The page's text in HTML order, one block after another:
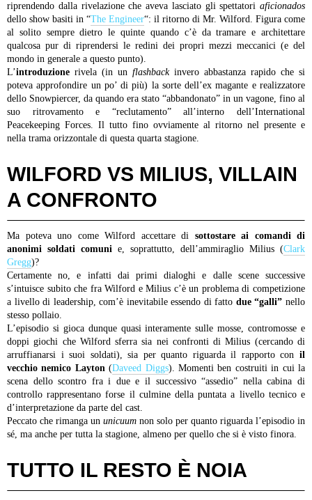
riprendendo dalla rivelazione che aveva lasciato gli spettatori aficionados
dello show basiti in “The Engineer“: il ritorno di Mr. Wilford. Figura come
al solito sempre dietro le quinte quando c’è da tramare e architettare
qualcosa pur di riprendersi le redini dei propri mezzi meccanici (e del
mondo in generale a questo punto).
L’introduzione rivela (in un flashbackinvero abbastanza rapido che si
poteva approfondire un po’ di più) la sorte dell’ex magante e realizzatore
dello Snowpiercer, da quando era stato “abbandonato” in un vagone, fino al
suo ritrovamento e “reclutamento” all’interno dell’International
Peacekeeping Forces. Il tutto fino ovviamente al ritorno nel presente e
nella trama orizzontale di questa quarta stagione.
WILFORD VS MILIUS, VILLAIN
A CONFRONTO
Ma poteva uno come Wilford accettare di sottostare ai comandi di
anonimi soldati comuni e, soprattutto, dell’ammiraglio Milius (Clark
Gregg)?
Certamente no, e infatti dai primi dialoghi e dalle scene successive
s’intuisce subito che fra Wilford e Milius c’è un problema di competizione
a livello di leadership, com’è inevitabile essendo di fatto due “galli” nello
stesso pollaio.
L’episodio si gioca dunque quasi interamente sulle mosse, contromosse e
doppi giochi che Wilford sferra sia nei confronti di Milius (cercando di
arruffianarsi i suoi soldati), sia per quanto riguarda il rapporto con il
vecchio nemico Layton(Daveed Diggs). Momenti ben costruiti in cui la
scena dello scontro fra i due e il successivo “assedio” nella cabina di
controllo rappresentano forse il culmine della puntata a livello tecnico e
d’interpretazione da parte del cast.
Peccato che rimanga un unicuum non solo per quanto riguarda l’episodio in
sé, ma anche per tutta la stagione, almeno per quello che si è visto finora.
TUTTO IL RESTO È NOIA